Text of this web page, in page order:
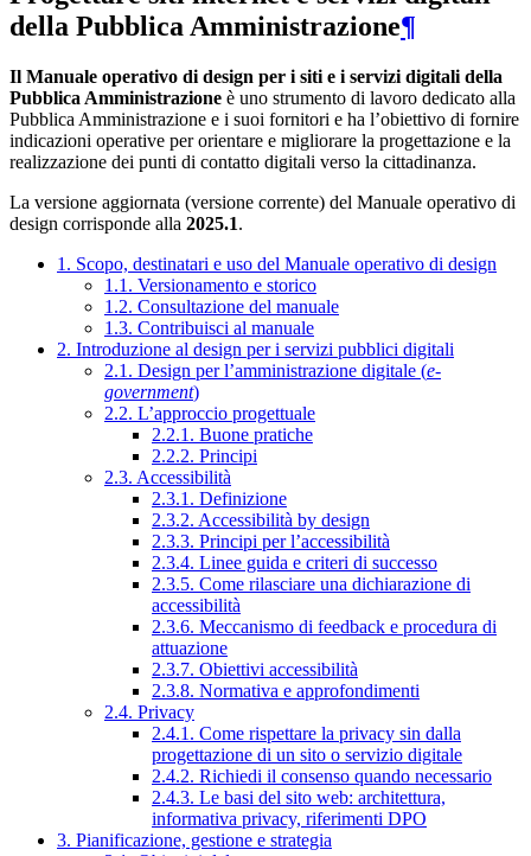
della Pubblica Amministrazione¶
Il Manuale operativo di design per i siti e i servizi digitali della
Pubblica Amministrazione è uno strumento di lavoro dedicato alla
Pubblica Amministrazione e i suoi fornitori e ha l’obiettivo di fornire
indicazioni operative per orientare e migliorare la progettazione e la
realizzazione dei punti di contatto digitali verso la cittadinanza.
La versione aggiornata (versione corrente) del Manuale operativo di
design corrisponde alla 2025.1.
1. Scopo, destinatari e uso del Manuale operativo di design
1.1. Versionamento e storico
1.2. Consultazione del manuale
1.3. Contribuisci al manuale
2. Introduzione al design per i servizi pubblici digitali
2.1. Design per l’amministrazione digitale (e-
government)
2.2. L’approccio progettuale
2.2.1. Buone pratiche
2.2.2. Principi
2.3. Accessibilità
2.3.1. Definizione
2.3.2. Accessibilità by design
2.3.3. Principi per l’accessibilità
2.3.4. Linee guida e criteri di successo
2.3.5. Come rilasciare una dichiarazione di
accessibilità
2.3.6. Meccanismo di feedback e procedura di
attuazione
2.3.7. Obiettivi accessibilità
2.3.8. Normativa e approfondimenti
2.4. Privacy
2.4.1. Come rispettare la privacy sin dalla
progettazione di un sito o servizio digitale
2.4.2. Richiedi il consenso quando necessario
2.4.3. Le basi del sito web: architettura,
informativa privacy, riferimenti DPO
3. Pianificazione, gestione e strategia